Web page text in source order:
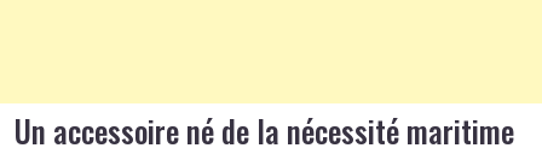
Un accessoire né de la nécessité maritime